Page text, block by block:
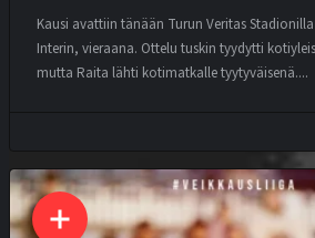
Kausi avattiin tänään Turun Veritas
Interin, vieraana. Ottelu tuskin tyydytti
mutta Raita lähti kotimatkalle tyytyväisenä....